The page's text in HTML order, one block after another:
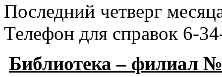
Последний четверг
Телефон для справок 6-
Библиотека – филиал